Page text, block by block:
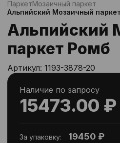
ПаркетМозаичный паркет
Альпийский Мозаичный
Альпийский
паркет Ромб
Артикул: 1193-3878-20
15473.00 ₽
Наличие по запросу
За упаковку: 19450 ₽